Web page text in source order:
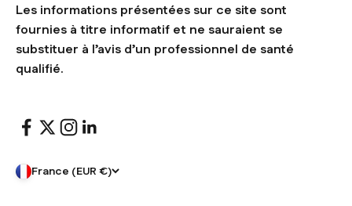
Les informations présentées sur ce site sont
fournies à titre informatif et ne sauraient se
substituer à l’avis d’un professionnel de santé
qualifié.
France (EUR €)